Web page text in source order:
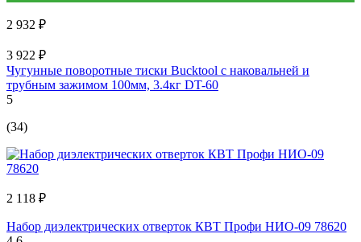
2 932 ₽
3 922 ₽
Чугунные поворотные тиски Bucktool с наковальней и
трубным зажимом 100мм, 3.4кг DT-60
5
(34)
2 118 ₽
Набор диэлектрических отверток КВТ Профи НИО-09 78620